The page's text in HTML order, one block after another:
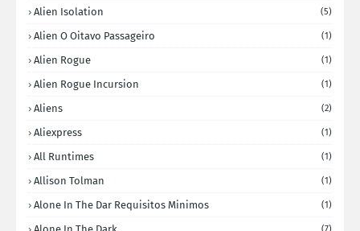
Alien Isolation (5)
Alien O Oitavo Passageiro (1)
Alien Rogue (1)
Alien Rogue Incursion (1)
Aliens (2)
Aliexpress (1)
All Runtimes (1)
Allison Tolman (1)
Alone In The Dar Requisitos Minimos (1)